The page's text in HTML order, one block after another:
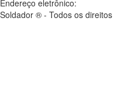
Endereço eletrônico:
Soldador ® - Todos os